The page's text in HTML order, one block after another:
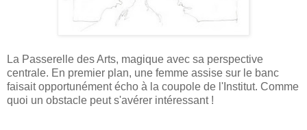
La Passerelle des Arts, magique avec sa perspective
centrale. En premier plan, une femme assise sur le banc
faisait opportunément écho à la coupole de l'Institut. Comme
quoi un obstacle peut s'avérer intéressant !